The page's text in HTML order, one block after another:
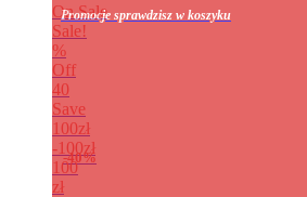
On Sale
Sale!
%
Off
40
Save
100zł
100zł
40%
100
zł
Promocje sprawdzisz w koszyku